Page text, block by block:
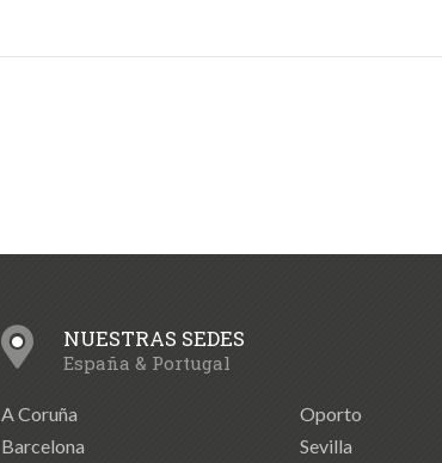
NUESTRAS SEDES
España & Portugal
A Coruña
Barcelona
Oporto
Sevilla